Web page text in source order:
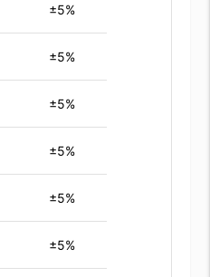
±5%
±5%
±5%
±5%
±5%
±5%